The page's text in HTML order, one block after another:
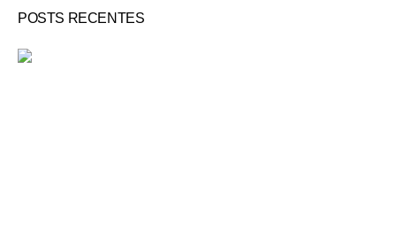
POSTS RECENTES